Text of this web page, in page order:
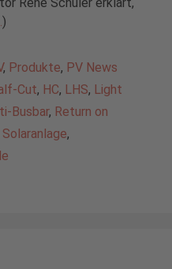
René Schüler erklärt,
)
, Produkte, PV News
Cut, HC, LHS, Light
Busbar, Return on
Solaranlage,